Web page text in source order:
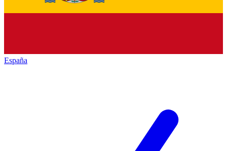
España